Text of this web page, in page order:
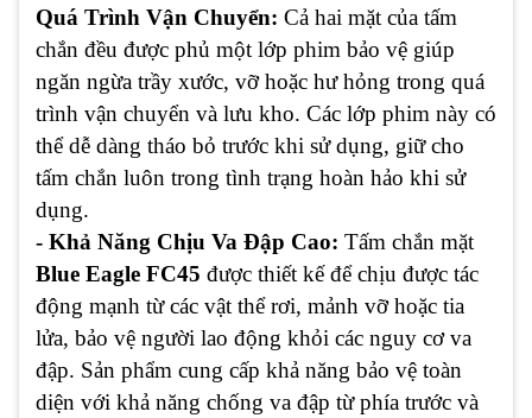
Quá Trình Vận Chuyển: Cả hai mặt của tấm
chắn đều được phủ một lớp phim bảo vệ giúp
ngăn ngừa trầy xước, vỡ hoặc hư hỏng trong quá
trình vận chuyển và lưu kho. Các lớp phim này có
thể dễ dàng tháo bỏ trước khi sử dụng, giữ cho
tấm chắn luôn trong tình trạng hoàn hảo khi sử
dụng.
- Khả Năng Chịu Va Đập Cao: Tấm chắn mặt
Blue Eagle FC45 được thiết kế để chịu được tác
động mạnh từ các vật thể rơi, mảnh vỡ hoặc tia
lửa, bảo vệ người lao động khỏi các nguy cơ va
đập. Sản phẩm cung cấp khả năng bảo vệ toàn
diện với khả năng chống va đập từ phía trước và